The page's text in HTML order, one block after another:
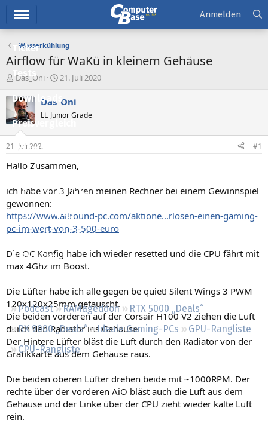
Ticker
Tests
Downloads
Preisvergleich
Forum
Aktuelles
Empfohlene Inhalte
Neue Beiträge
Neueste Aktivitäten
Leserartikel
Podcast RAMageddon
RTX 5000 „Deals“
RX 9000 „Deals“
Ideale Gaming-PCs
GPU-Rangliste
CPU-Rangliste
Anmelden
Wasserkühlung
Airflow für WaKü in kleinem Gehäuse
E
s
t
e
e
r
Das_Oni
E
s
t
e
t
a
21. Juli 2020
Das_Oni
Lt. Junior Grade
21. Juli 2020 #1
Hallo Zusammen,
ich habe vor 3 Jahren meinen Rechner bei einem Gewinnspiel
gewonnen:
https://www.allround-pc.com/aktione...rlosen-einen-gaming-
pc-im-wert-von-3-500-euro
Die OC Konfig habe ich wieder resetted und die CPU fährt mit
max 4Ghz im Boost.
Die Lüfter habe ich alle gegen be quiet! Silent Wings 3 PWM
120x120x25mm getauscht.
Die beiden vorderen auf der Corsair H100 V2 ziehen die Luft
durch den Radiator ins Gehäuse.
Der Hintere Lüfter bläst die Luft durch den Radiator von der
Grafikkarte aus dem Gehäuse raus.
Die beiden oberen Lüfter drehen beide mit ~1000RPM. Der
rechte über der vorderen AiO bläst auch die Luft aus dem
Gehäuse und der Linke über der CPU zieht wieder kalte Luft
rein.